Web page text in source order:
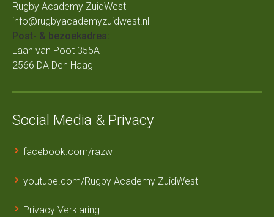
Rugby Academy ZuidWest
info@rugbyacademyzuidwest.nl
Post- & bezoekadres:
Laan van Poot 355A
2566 DA Den Haag
Social Media & Privacy
facebook.com/razw
youtube.com/Rugby Academy ZuidWest
Privacy Verklaring